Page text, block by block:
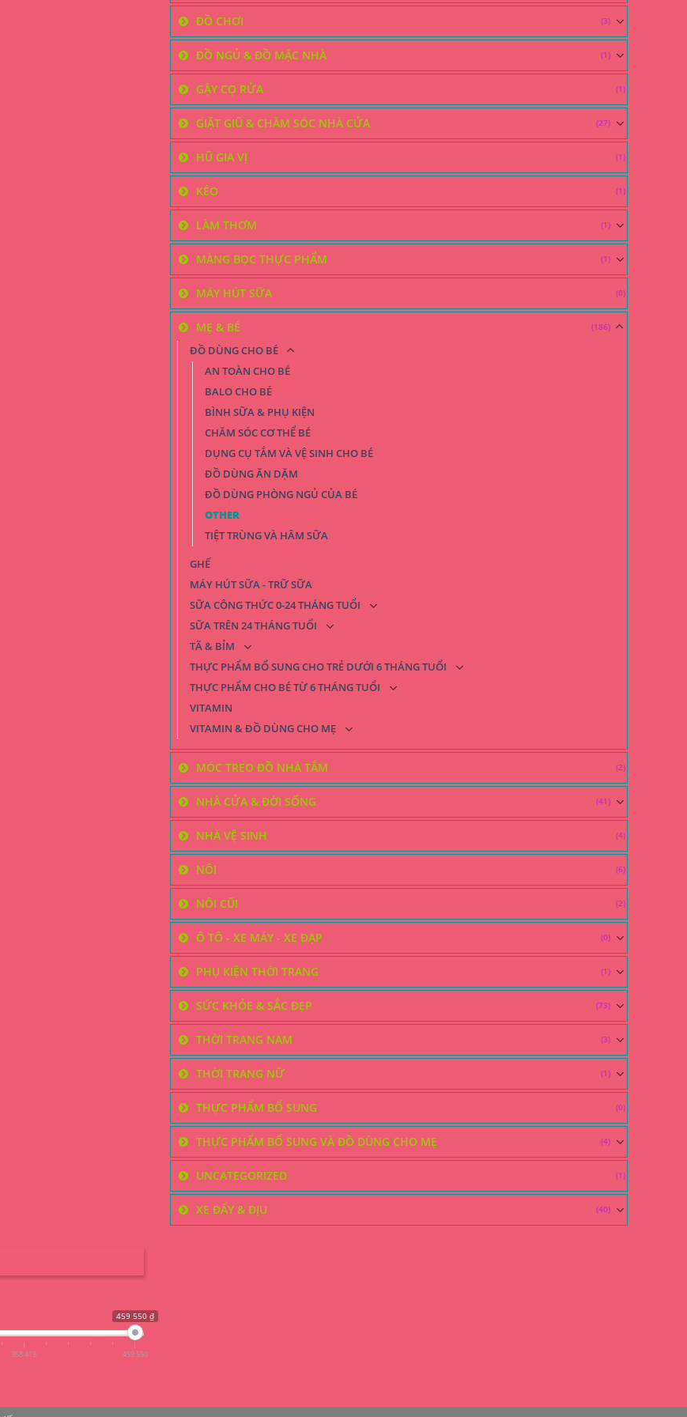
trên
trang
sản
ĐỒ CHƠI (3)
ĐỒ NGỦ & ĐỒ MẶC NHÀ (1)
GẬY CỌ RỬA (1)
GIẶT GIŨ & CHĂM SÓC NHÀ CỬA (27)
HŨ GIA VỊ (1)
KÉO (1)
LÀM THƠM (1)
MÀNG BỌC THỰC PHẨM (1)
MÁY HÚT SỮA (0)
MẸ & BÉ (186)
ĐỒ DÙNG CHO BÉ
AN TOÀN CHO BÉ
BALO CHO BÉ
BÌNH SỮA & PHỤ KIỆN
CHĂM SÓC CƠ THỂ BÉ
DỤNG CỤ TẮM VÀ VỆ SINH CHO BÉ
ĐỒ DÙNG ĂN DẶM
ĐỒ DÙNG PHÒNG NGỦ CỦA BÉ
OTHER
TIỆT TRÙNG VÀ HÂM SỮA
GHẾ
MÁY HÚT SỮA - TRỮ SỮA
SỮA CÔNG THỨC 0-24 THÁNG TUỔI
SỮA TRÊN 24 THÁNG TUỔI
TÃ & BỈM
THỰC PHẨM BỔ SUNG CHO TRẺ DƯỚI 6 THÁNG TUỔI
THỰC PHẨM CHO BÉ TỪ 6 THÁNG TUỔI
VITAMIN
VITAMIN & ĐỒ DÙNG CHO MẸ
MÓC TREO ĐỒ NHÀ TẮM (2)
NHÀ CỬA & ĐỜI SỐNG (41)
NHÀ VỆ SINH (4)
NÔI (6)
NÔI CŨI (2)
Ô TÔ - XE MÁY - XE ĐẠP (0)
PHỤ KIỆN THỜI TRANG (1)
SỨC KHỎE & SẮC ĐẸP (73)
THỜI TRANG NAM (3)
THỜI TRANG NỮ (1)
THỰC PHẨM BỔ SUNG (0)
THỰC PHẨM BỔ SUNG VÀ ĐỒ DÙNG CHO MẸ (4)
UNCATEGORIZED (1)
XE ĐẨY & ĐỊU (40)
459 550 ₫
358 413 459 550